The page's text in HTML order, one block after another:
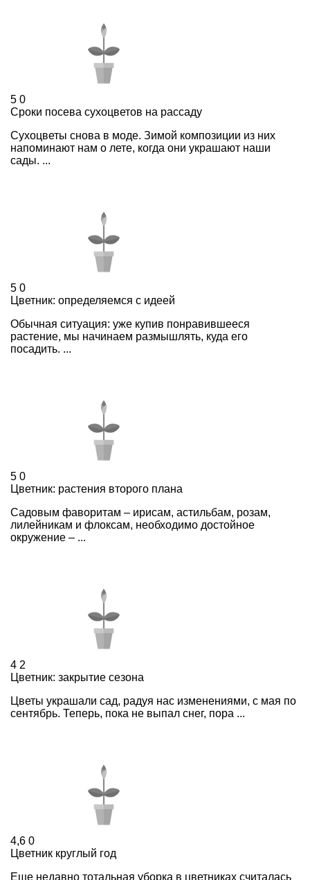
5 0
Сроки посева сухоцветов на рассаду
Сухоцветы снова в моде. Зимой композиции из них
напоминают нам о лете, когда они украшают наши
сады. ...
5 0
Цветник: определяемся с идеей
Обычная ситуация: уже купив понравившееся
растение, мы начинаем размышлять, куда его
посадить. ...
5 0
Цветник: растения второго плана
Садовым фаворитам – ирисам, астильбам, розам,
лилейникам и флоксам, необходимо достойное
окружение – ...
4 2
Цветник: закрытие сезона
Цветы украшали сад, радуя нас изменениями, с мая по
сентябрь. Теперь, пока не выпал снег, пора ...
4,6 0
Цветник круглый год
Еще недавно тотальная уборка в цветниках считалась